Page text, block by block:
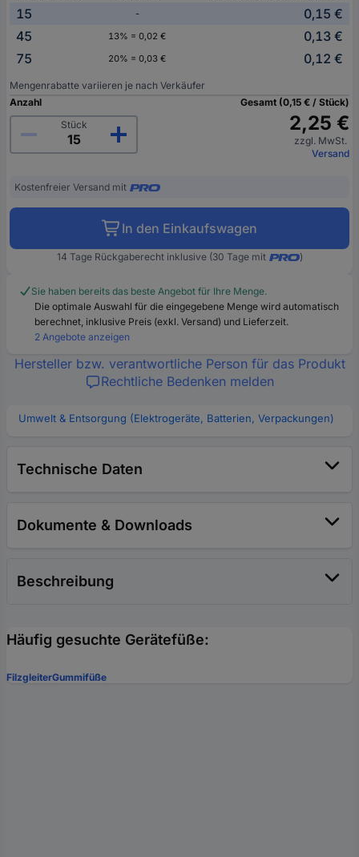
15 -
0,15 €
45
13% = 0,02 €
0,13 €
75
20% = 0,03 € 0,12 €
Mengenrabatte variieren je nach Verkäufer
Anzahl
Stück
Gesamt (0,15 € / Stück)
2,25 €
zzgl. MwSt.
Versand
Kostenfreier Versand mit
In den Einkaufswagen
14 Tage Rückgaberecht inklusive (30 Tage mit )
Sie haben bereits das beste Angebot für Ihre Menge.
Die optimale Auswahl für die eingegebene Menge wird automatisch
berechnet, inklusive Preis (exkl. Versand) und Lieferzeit.
2 Angebote anzeigen
Hersteller bzw. verantwortliche Person für das Produkt
Rechtliche Bedenken melden
Umwelt & Entsorgung (Elektrogeräte, Batterien, Verpackungen)
Technische Daten
Dokumente & Downloads
Beschreibung
Häufig gesuchte Gerätefüße:
FilzgleiterGummifüße